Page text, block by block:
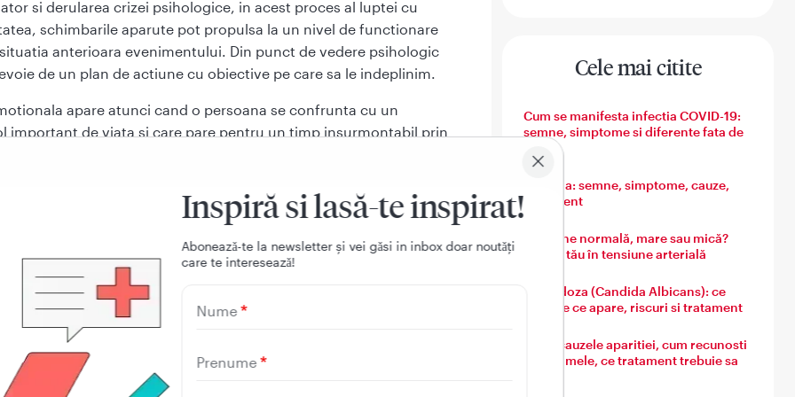
si derularea crizei psihologice, in acest proces al luptei cu
schimbarile aparute pot propulsa la un nivel de functionare
anterioara evenimentului. Din punct de vedere psihologic
de un plan de actiune cu obiective pe care sa le indeplinim.
apare atunci cand o persoana se confrunta cu un
important de viata si care pare pentru un timp insurmontabil prin
si durata de manifestare a unei crize psihologice depind in mare
de probabilitatea experimentarii unui eveniment cu potential
indefinit, insasi numele ei arata ca este o stare tranzitorie.
unei crize poate sa dureze de la cateva ore la cateva zile.
caracteristici ale crizei ar fi:
eveniment declansator specific si identificabil
ca situatie este stresanta si amenintatoare
Inspiră si lasă-te inspirat!
Aboneazǎ-te la newsletter și vei gǎsi in inbox doar noutǎți
care te intereseazǎ!
Nume
Prenume
Cele mai citite
Cum se manifesta infectia COVID-19:
semne, simptome si diferente fata de
Varicela: semne, simptome, cauze,
tratament
Tensiune normală, mare sau mică?
Ghidul tău în tensiune arterială
Candidoza (Candida Albicans): ce
este, de ce apare, riscuri si tratament
Guta: cauzele aparitiei, cum recunosti
simptomele, ce tratament trebuie sa